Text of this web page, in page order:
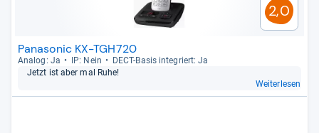
2,0
Panasonic KX-TGH720
Ana­log: Ja IP: Nein
DECT-​Basis inte­griert: Ja
Jetzt ist aber mal Ruhe!
Weiterlesen